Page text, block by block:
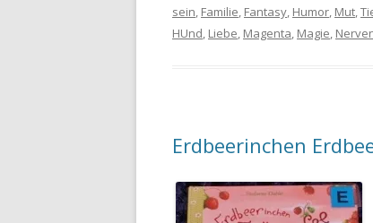
sein, Familie, Fantasy, Humor, Mut,
HUnd, Liebe, Magenta, Magie,
Erdbeerinchen